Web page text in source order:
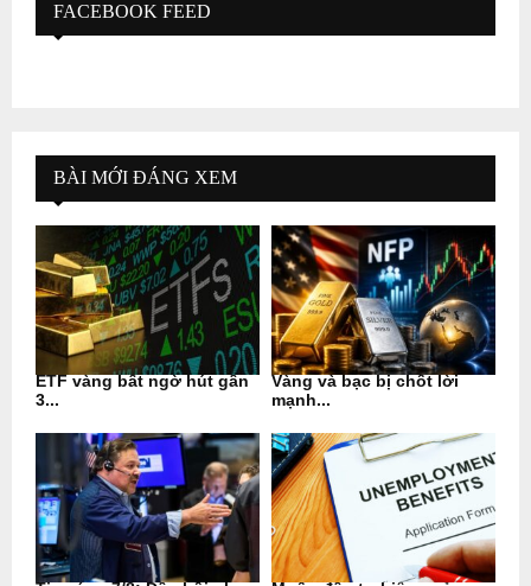
FACEBOOK FEED
BÀI MỚI ĐÁNG XEM
ETF vàng bất ngờ hút gần
3...
Vàng và bạc bị chốt lời
mạnh...